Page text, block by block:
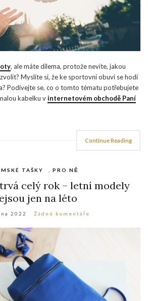
, ale máte dilema, protože nevíte, jakou
Myslíte si, že ke sportovní obuvi se hodí
Podívejte se, co o tomto tématu potřebujete
kabelku vinternetovém obchodě Paní
Continue Reading
TAŠKY PRO NĚ
celý rok – letní modely
jen na léto
2022 Žádné komentáře